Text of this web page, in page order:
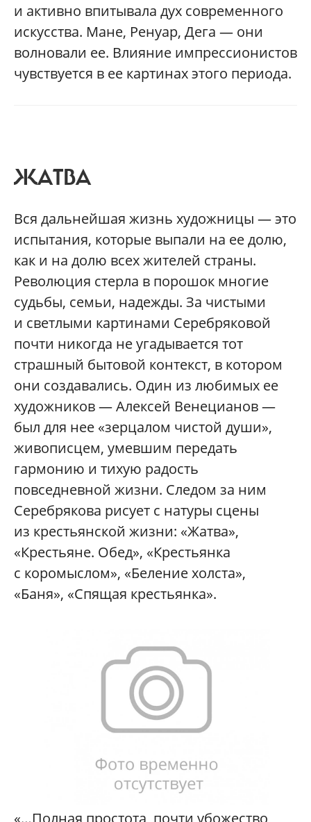
и активно впитывала дух современного
искусства. Мане, Ренуар, Дега — они
волновали ее. Влияние импрессионистов
чувствуется в ее картинах этого периода.
ЖАТВА
Вся дальнейшая жизнь художницы — это
испытания, которые выпали на ее долю,
как и на долю всех жителей страны.
Революция стерла в порошок многие
судьбы, семьи, надежды. За чистыми
и светлыми картинами Серебряковой
почти никогда не угадывается тот
страшный бытовой контекст, в котором
они создавались. Один из любимых ее
художников — Алексей Венецианов —
был для нее «зерцалом чистой души»,
живописцем, умевшим передать
гармонию и тихую радость
повседневной жизни. Следом за ним
Серебрякова рисует с натуры сцены
из крестьянской жизни: «Жатва»,
«Крестьяне. Обед», «Крестьянка
с коромыслом», «Беление холста»,
«Баня», «Спящая крестьянка».
«…Полная простота, почти убожество,